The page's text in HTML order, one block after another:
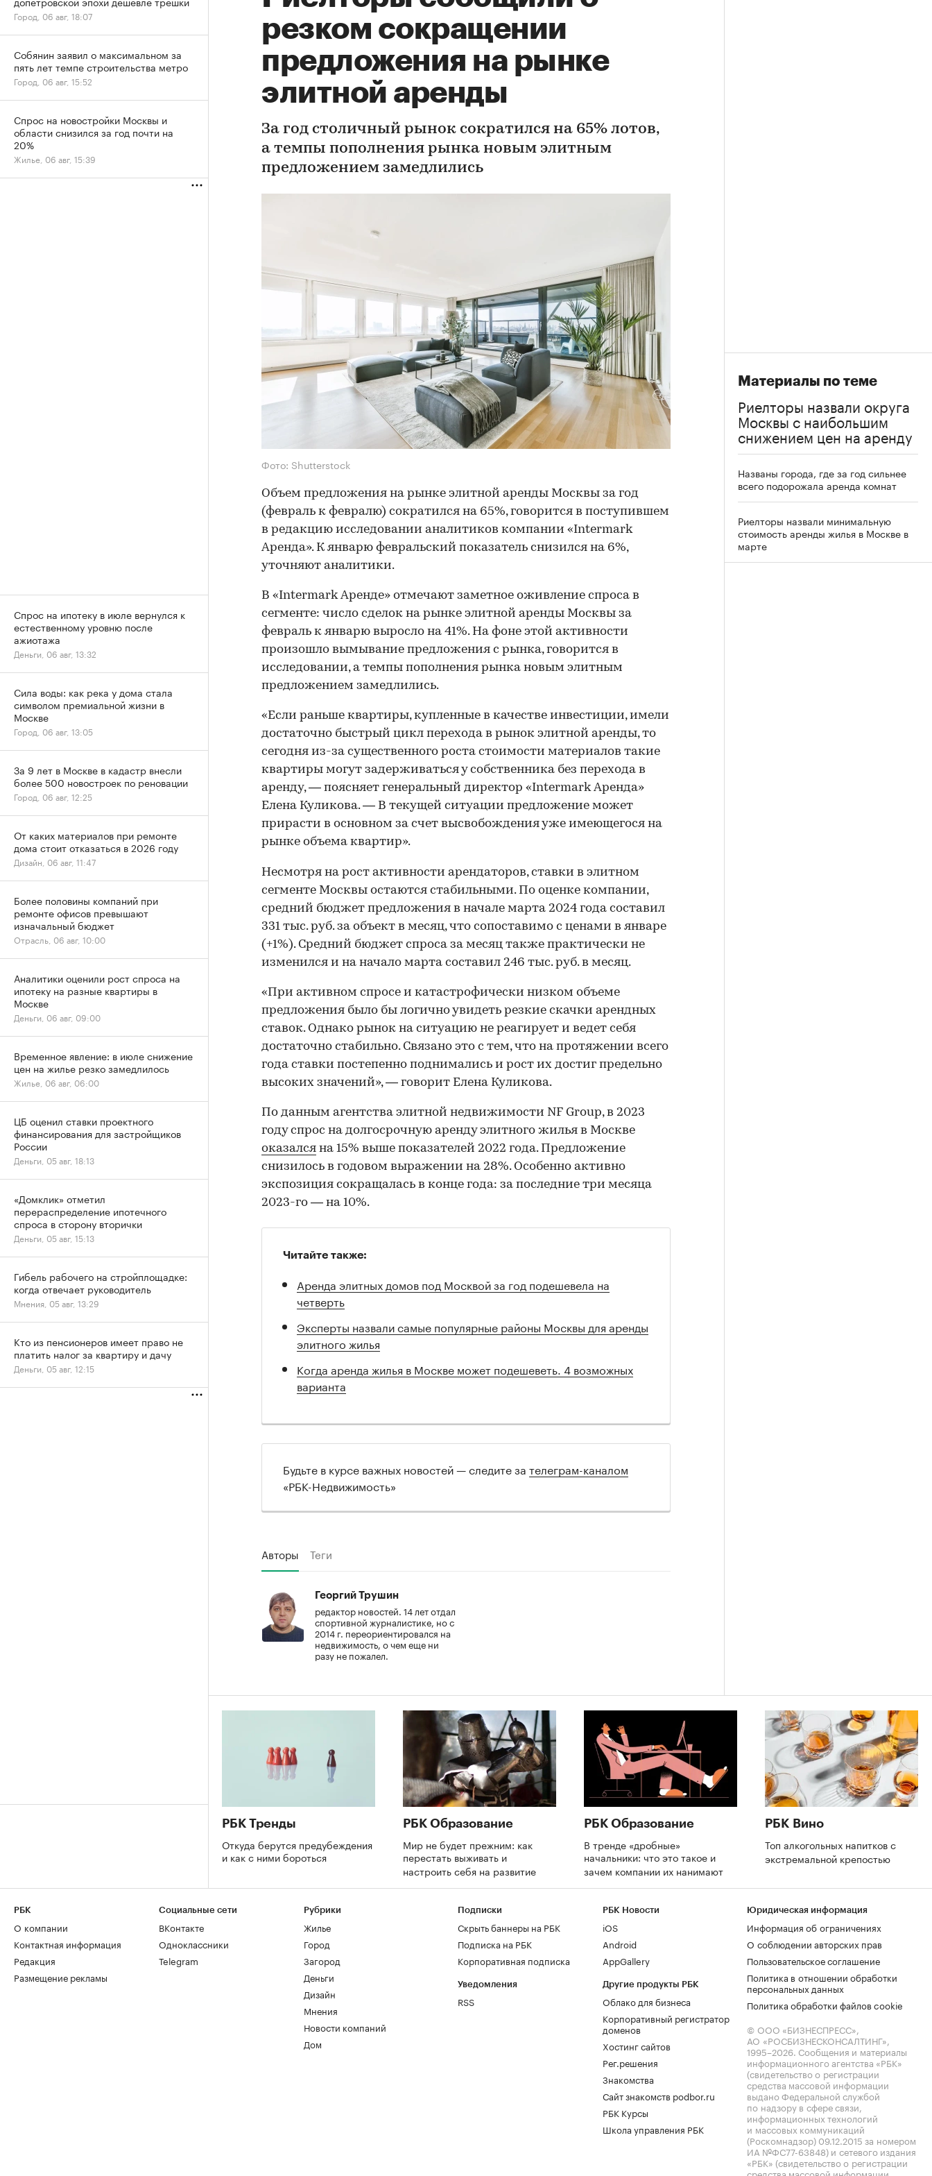
резком сокращении
предложения на рынке
элитной аренды
За год столичный рынок сократился на 65% лотов,
а темпы пополнения рынка новым элитным
предложением замедлились
Фото: Shutterstock
Объем предложения на рынке элитной аренды Москвы за год
(февраль к февралю) сократился на 65%, говорится в поступившем
в редакцию исследовании аналитиков компании «Intermark
Аренда». К январю февральский показатель снизился на 6%,
уточняют аналитики.
В «Intermark Аренде» отмечают заметное оживление спроса в
сегменте: число сделок на рынке элитной аренды Москвы за
февраль к январю выросло на 41%. На фоне этой активности
произошло вымывание предложения с рынка, говорится в
исследовании, а темпы пополнения рынка новым элитным
предложением замедлились.
«Если раньше квартиры, купленные в качестве инвестиции, имели
достаточно быстрый цикл перехода в рынок элитной аренды, то
сегодня из-за существенного роста стоимости материалов такие
квартиры могут задерживаться у собственника без перехода в
аренду, — поясняет генеральный директор «Intermark Аренда»
Елена Куликова. — В текущей ситуации предложение может
прирасти в основном за счет высвобождения уже имеющегося на
рынке объема квартир».
Несмотря на рост активности арендаторов, ставки в элитном
сегменте Москвы остаются стабильными. По оценке компании,
средний бюджет предложения в начале марта 2024 года составил
331 тыс. руб. за объект в месяц, что сопоставимо с ценами в январе
(+1%). Средний бюджет спроса за месяц также практически не
изменился и на начало марта составил 246 тыс. руб. в месяц.
«При активном спросе и катастрофически низком объеме
предложения было бы логично увидеть резкие скачки арендных
ставок. Однако рынок на ситуацию не реагирует и ведет себя
достаточно стабильно. Связано это с тем, что на протяжении всего
года ставки постепенно поднимались и рост их достиг предельно
высоких значений», — говорит Елена Куликова.
По данным агентства элитной недвижимости NF Group, в 2023
году спрос на долгосрочную аренду элитного жилья в Москве
оказался на 15% выше показателей 2022 года. Предложение
снизилось в годовом выражении на 28%. Особенно активно
экспозиция сокращалась в конце года: за последние три месяца
2023-го — на 10%.
Читайте также:
Аренда элитных домов под Москвой за год подешевела на
четверть
Эксперты назвали самые популярные районы Москвы для аренды
элитного жилья
Когда аренда жилья в Москве может подешеветь. 4 возможных
варианта
Будьте в курсе важных новостей — следите за телеграм-каналом
«РБК-Недвижимость»
Авторы Теги
Георгий Трушин
редактор новостей. 14 лет отдал
спортивной журналистике, но с
2014 г. переориентировался на
недвижимость, о чем еще ни
разу не пожалел.
Материалы по теме
Риелторы назвали округа
Москвы с наибольшим
снижением цен на аренду
Названы города, где за год сильнее
всего подорожала аренда комнат
Риелторы назвали минимальную
стоимость аренды жилья в Москве в
марте
РБК Тренды
Откуда берутся предубеждения
и как с ними бороться
РБК Образование
Мир не будет прежним: как
перестать выживать и
настроить себя на развитие
РБК Образование
В тренде «дробные»
начальники: что это такое и
зачем компании их нанимают
РБК Вино
Топ алкогольных напитков с
экстремальной крепостью
Город, 06 авг, 18:07
Собянин заявил о максимальном за
пять лет темпе строительства метро
Город, 06 авг, 15:52
Спрос на новостройки Москвы и
области снизился за год почти на
20%
Жилье, 06 авг, 15:39
Спрос на ипотеку в июле вернулся к
естественному уровню после
ажиотажа
Деньги, 06 авг, 13:32
Сила воды: как река у дома стала
символом премиальной жизни в
Москве
Город, 06 авг, 13:05
За 9 лет в Москве в кадастр внесли
более 500 новостроек по реновации
Город, 06 авг, 12:25
От каких материалов при ремонте
дома стоит отказаться в 2026 году
Дизайн, 06 авг, 11:47
Более половины компаний при
ремонте офисов превышают
изначальный бюджет
Отрасль, 06 авг, 10:00
Аналитики оценили рост спроса на
ипотеку на разные квартиры в
Москве
Деньги, 06 авг, 09:00
Временное явление: в июле снижение
цен на жилье резко замедлилось
Жилье, 06 авг, 06:00
ЦБ оценил ставки проектного
финансирования для застройщиков
России
Деньги, 05 авг, 18:13
«Домклик» отметил
перераспределение ипотечного
спроса в сторону вторички
Деньги, 05 авг, 15:13
Гибель рабочего на стройплощадке:
когда отвечает руководитель
Мнения, 05 авг, 13:29
Кто из пенсионеров имеет право не
платить налог за квартиру и дачу
Деньги, 05 авг, 12:15
РБК
О компании
Контактная информация
Редакция
Размещение рекламы
Социальные сети
ВКонтакте
Одноклассники
Telegram
Рубрики
Жилье
Город
Загород
Деньги
Дизайн
Мнения
Новости компаний
Дом
Подписки
Скрыть баннеры на РБК
Подписка на РБК
Корпоративная подписка
Уведомления
RSS
РБК Новости
iOS
Android
AppGallery
Другие продукты РБК
Облако для бизнеса
Корпоративный регистратор
доменов
Хостинг сайтов
Рег.решения
Знакомства
Сайт знакомств podbor.ru
РБК Курсы
Школа управления РБК
Юридическая информация
Информация об ограничениях
О соблюдении авторских прав
Пользовательское соглашение
Политика в отношении обработки
персональных данных
Политика обработки файлов cookie
© ООО «БИЗНЕСПРЕСС»,
АО «РОСБИЗНЕСКОНСАЛТИНГ»,
1995–2026. Сообщения и материалы
информационного агентства «РБК»
(свидетельство о регистрации
средства массовой информации
выдано Федеральной службой
по надзору в сфере связи,
информационных технологий
и массовых коммуникаций
(Роскомнадзор) 09.12.2015 за номером
ИА №ФС77-63848) и сетевого издания
«РБК» (свидетельство о регистрации
средства массовой информации